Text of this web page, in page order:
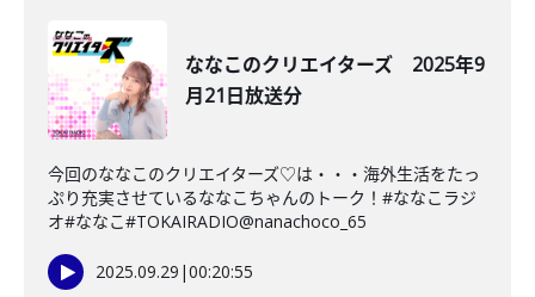
ななこのクリエイターズ 2025年9
月21日放送分
今回のななこのクリエイターズ♡は・・・海外生活をたっ
ぷり充実させているななこちゃんのトーク！#ななこラジ
オ#ななこ#TOKAIRADIO@nanachoco_65
2025.09.29 |00:20:55